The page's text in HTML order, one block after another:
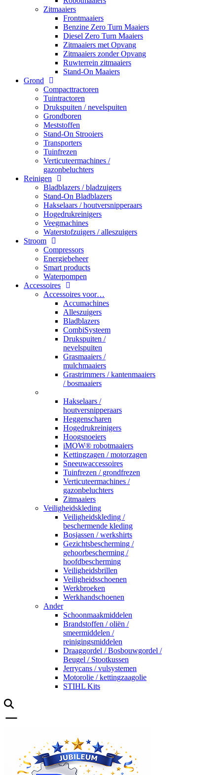
Zitmaaiers
Frontmaaiers
Benzine Zero Turn Maaiers
Diesel Zero Turn Maaiers
Zitmaaiers met Opvang
Zitmaaiers zonder Opvang
Ruwterrein zitmaaiers
Stand-On Maaiers
Grond
Compacttractoren
Tuintractoren
Drukspuiten / nevelspuiten
Grondboren
Meststoffen
Stand-On Strooiers
Transporters
Tuinfrezen
Verticuteermachines /
gazonbeluchters
Reinigen
Bladblazers / bladzuigers
Stand-On Bladblazers
Hakselaars / houtversnipperaars
Hogedrukreinigers
Veegmachines
Waterstofzuigers / alleszuigers
Stroom
Compressors
Energiebeheer
Smart products
Waterpompen
Accessoires
Accessoires voor…
Accumachines
Alleszuigers
Bladblazers
CombiSysteem
Drukspuiten /
nevelspuiten
Grasmaaiers /
mulchmaaiers
Grastrimmers / kantenmaaiers
/ bosmaaiers
Hakselaars /
houtversnipperaars
Heggenscharen
Hogedrukreinigers
Hoogsnoeiers
iMOW® robotmaaiers
Kettingzagen / motorzagen
Sneeuwaccessoires
Tuinfrezen / grondfrezen
Verticuteermachines /
gazonbeluchters
Zitmaaiers
Veiligheidskleding
Veiligheidskleding /
beschermende kleding
Bosjassen / werkshirts
Gezichtsbescherming /
gehoorbescherming /
hoofdbescherming
Veiligheidsbrillen
Veiligheidsschoenen
Werkbroeken
Werkhandschoenen
Ander
Schoonmaakmiddelen
Brandstoffen / oliën /
smeermiddelen /
reinigingsmiddelen
Draaggordel / Bosbouwgordel /
Beugel / Stootkussen
Jerrycans / vulsystemen
Motorolie / kettingzaagolie
STIHL Kits